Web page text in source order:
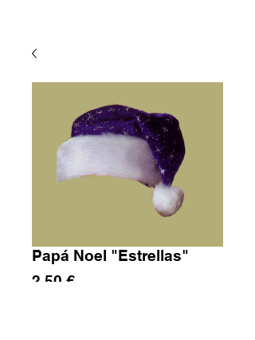
Papá Noel "Estrellas"
2,50 €Precio